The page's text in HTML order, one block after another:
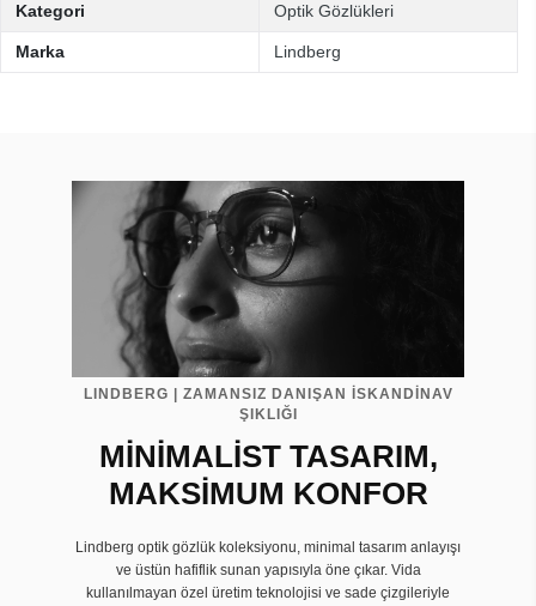
Kategori Optik Gözlükleri
Marka Lindberg
LINDBERG | ZAMANSIZ DANIŞAN İSKANDİNAV
ŞIKLIĞI
MİNİMALİST TASARIM,
MAKSİMUM KONFOR
Lindberg optik gözlük koleksiyonu, minimal tasarım anlayışı
ve üstün hafiflik sunan yapısıyla öne çıkar. Vida
kullanılmayan özel üretim teknolojisi ve sade çizgileriyle